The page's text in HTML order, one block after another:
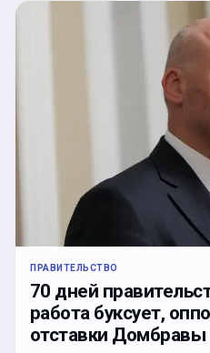
ПРАВИТЕЛЬСТВО
70 дней
работа буксует,
отставки Домбравы